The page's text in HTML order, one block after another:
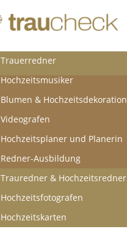
Trauerredner
Hochzeitsmusiker
Blumen & Hochzeitsdekoration
Videografen
Hochzeitsplaner und Planerin
Redner-Ausbildung
Trauredner & Hochzeitsredner
Hochzeitsfotografen
Hochzeitskarten